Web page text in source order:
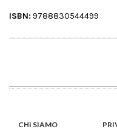
ISBN: 9788830544499
CHI SIAMO